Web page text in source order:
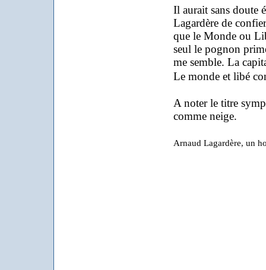
Il aurait sans doute
Lagardère de
que le Monde ou
seul le pognon
me semble. La
Le monde et libé
A noter le titre
comme neige.
Arnaud Lagardère, un